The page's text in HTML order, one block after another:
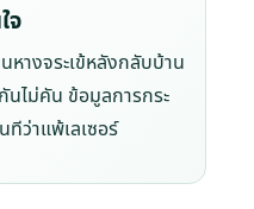
จ
หางจระเข้หลังกลับบ้าน
นไม่คัน ข้อมูลการกระ
ว่าแพ้เลเซอร์